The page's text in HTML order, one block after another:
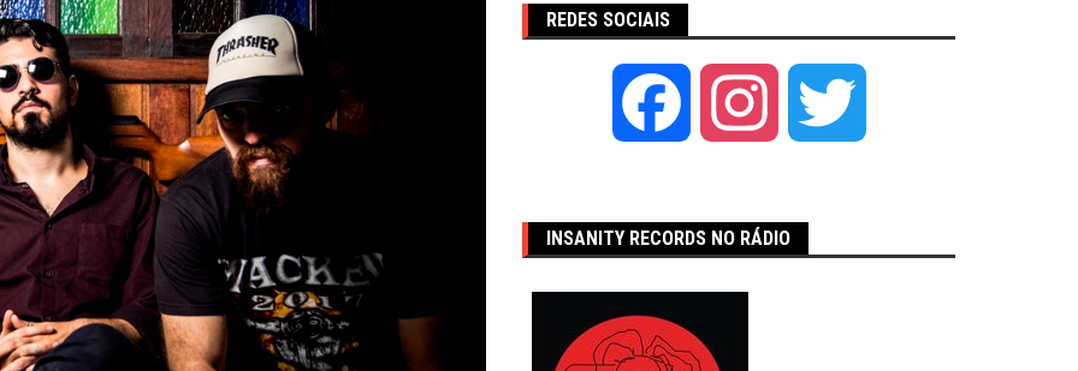
REDES SOCIAIS
Facebook Instagram
INSANITY RECORDS NO RÁDIO